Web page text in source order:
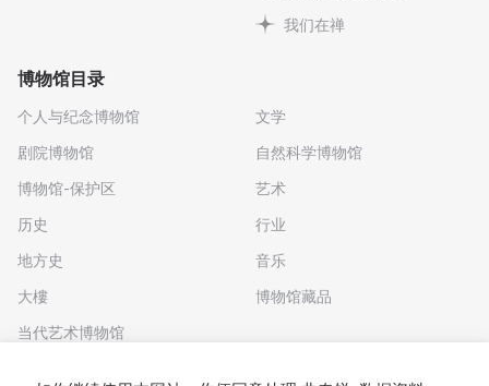
我们在禅
博物馆目录
个人与纪念博物馆
剧院博物馆
博物馆-保护区
历史
地方史
大樓
当代艺术博物馆
文学
自然科学博物馆
艺术
行业
音乐
博物馆藏品